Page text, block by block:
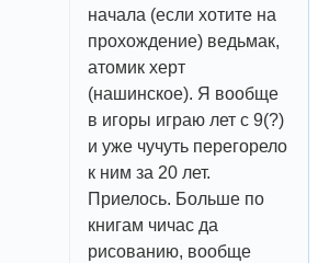
начала (если хотите на
прохождение) ведьмак,
атомик херт
(нашинское). Я вообще
в игоры играю лет с 9(?)
и уже чучуть перегорело
к ним за 20 лет.
Приелось. Больше по
книгам чичас да
рисованию, вообще